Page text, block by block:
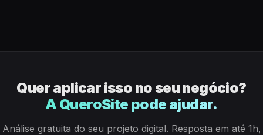
Quer aplicar isso no seu negócio?
A QueroSite pode ajudar.
Análise gratuita do seu projeto digital. Resposta em até 1h,